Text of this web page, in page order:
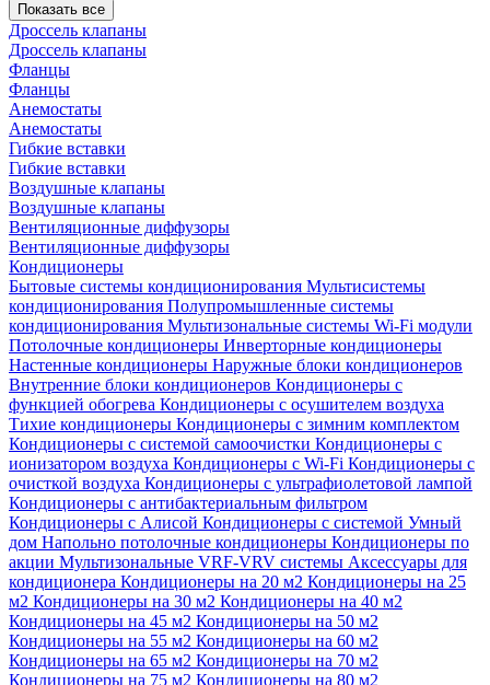
Показать все
Дроссель клапаны
Дроссель клапаны
Фланцы
Фланцы
Анемостаты
Анемостаты
Гибкие вставки
Гибкие вставки
Воздушные клапаны
Воздушные клапаны
Вентиляционные диффузоры
Вентиляционные диффузоры
Кондиционеры
Бытовые системы кондиционирования Мультисистемы
кондиционирования Полупромышленные системы
кондиционирования Мультизональные системы Wi-Fi модули
Потолочные кондиционеры Инверторные кондиционеры
Настенные кондиционеры Наружные блоки кондиционеров
Внутренние блоки кондиционеров Кондиционеры с
функцией обогрева Кондиционеры с осушителем воздуха
Тихие кондиционеры Кондиционеры с зимним комплектом
Кондиционеры с системой самоочистки Кондиционеры с
ионизатором воздуха Кондиционеры с Wi-Fi Кондиционеры с
очисткой воздуха Кондиционеры с ультрафиолетовой лампой
Кондиционеры с антибактериальным фильтром
Кондиционеры с Алисой Кондиционеры с системой Умный
дом Напольно потолочные кондиционеры Кондиционеры по
акции Мультизональные VRF-VRV системы Аксессуары для
кондиционера Кондиционеры на 20 м2 Кондиционеры на 25
м2 Кондиционеры на 30 м2 Кондиционеры на 40 м2
Кондиционеры на 45 м2 Кондиционеры на 50 м2
Кондиционеры на 55 м2 Кондиционеры на 60 м2
Кондиционеры на 65 м2 Кондиционеры на 70 м2
Кондиционеры на 75 м2 Кондиционеры на 80 м2